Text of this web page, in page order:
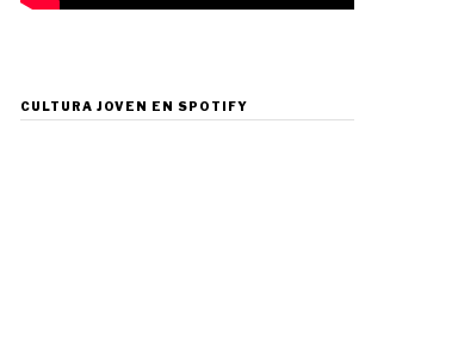
CULTURA JOVEN EN SPOTIFY